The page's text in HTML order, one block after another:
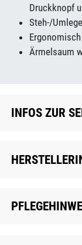
Druckknopf
Steh-/
Ärmelsaum
INFOS ZUR